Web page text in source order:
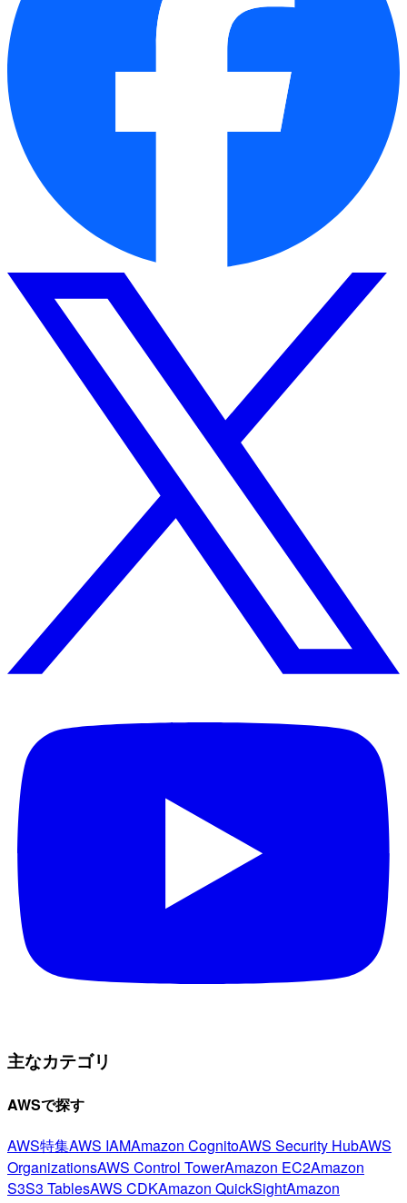
主なカテゴリ
AWSで探す
AWS特集AWS IAMAmazon CognitoAWS Security HubAWS
OrganizationsAWS Control TowerAmazon EC2Amazon
S3S3 TablesAWS CDKAmazon QuickSightAmazon